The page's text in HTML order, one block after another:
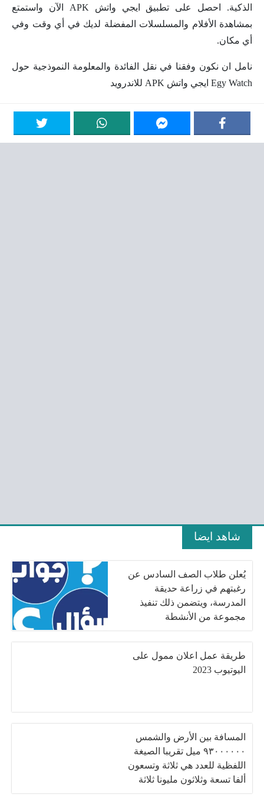
الذكية. احصل على تطبيق ايجي واتش APK الآن واستمتع
بمشاهدة الأفلام والمسلسلات المفضلة لديك في أي وقت وفي
أي مكان.
نامل ان نكون وفقنا في نقل الفائدة والمعلومة النموذجية حول
Egy Watch ايجي واتش APK للاندرويد
شاهد ايضا
يُعلن طلاب الصف السادس عن
رغبتهم في زراعة حديقة
المدرسة، ويتضمن ذلك تنفيذ
مجموعة من الأنشطة
طريقة عمل اعلان ممول على
اليوتيوب 2023
المسافة بين الأرض والشمس
٩٣٠٠٠٠٠٠ ميل تقريبا الصيغة
اللفظية للعدد هي ثلاثة وتسعون
ألفا تسعة وثلاثون مليونا ثلاثة
وتسعون مليونا ثلاثة وتسعون